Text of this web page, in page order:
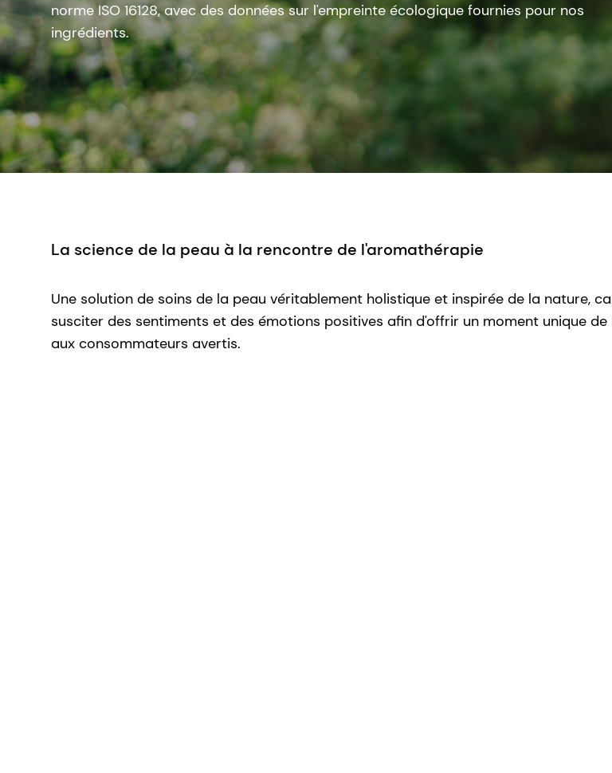
norme ISO 16128, avec des données sur l'empreinte écologique fournies pour nos
ingrédients.
La science de la peau à la rencontre de l'aromathérapie
Une solution de soins de la peau véritablement holistique et inspirée de la nature,
susciter des sentiments et des émotions positives afin d'offrir un moment unique
aux consommateurs avertis.